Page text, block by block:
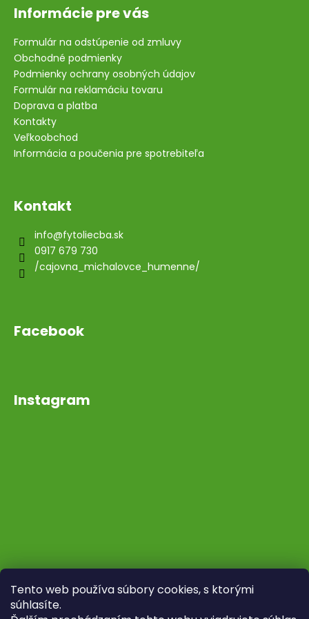
Tento web používa súbory cookies, s ktorými
súhlasíte.
Informácie pre vás
Formulár na odstúpenie od zmluvy
Obchodné podmienky
Podmienky ochrany osobných údajov
Formulár na reklamáciu tovaru
Doprava a platba
Kontakty
Veľkoobchod
Informácia a poučenia pre spotrebiteľa
Kontakt
info@fytoliecba.sk
0917 679 730
/cajovna_michalovce_humenne/
Facebook
Instagram